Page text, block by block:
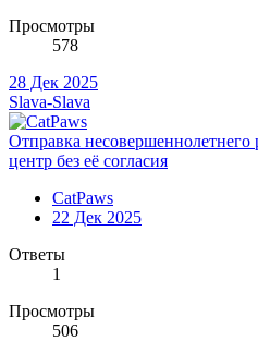
Просмотры
578
28 Дек 2025
Slava-Slava
Отправка
центр без её согласия
CatPaws
22 Дек 2025
Ответы
1
Просмотры
506